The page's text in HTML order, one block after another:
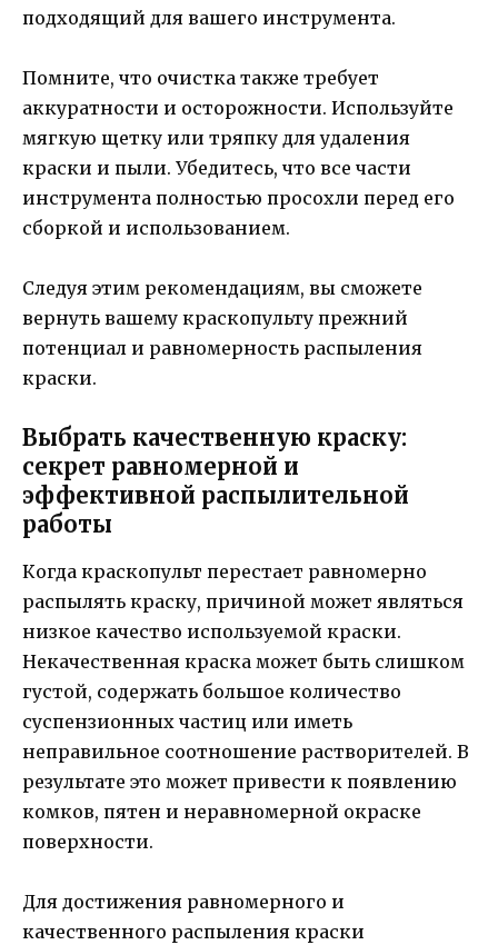
подходящий для вашего инструмента.
Помните, что очистка также требует
аккуратности и осторожности. Используйте
мягкую щетку или тряпку для удаления
краски и пыли. Убедитесь, что все части
инструмента полностью просохли перед его
сборкой и использованием.
Следуя этим рекомендациям, вы сможете
вернуть вашему краскопульту прежний
потенциал и равномерность распыления
краски.
Выбрать качественную краску:
секрет равномерной и
эффективной распылительной
работы
Когда краскопульт перестает равномерно
распылять краску, причиной может являться
низкое качество используемой краски.
Некачественная краска может быть слишком
густой, содержать большое количество
суспензионных частиц или иметь
неправильное соотношение растворителей. В
результате это может привести к появлению
комков, пятен и неравномерной окраске
поверхности.
Для достижения равномерного и
качественного распыления краски